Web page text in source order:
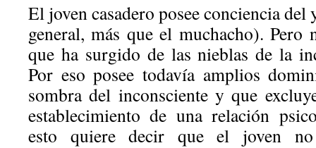
El joven casadero posee conciencia
general, más que el muchacho). Pero
que ha surgido de las nieblas de la
Por eso posee todavía amplios
sombra del inconsciente y que
establecimiento de una relación
esto quiere decir que el joven